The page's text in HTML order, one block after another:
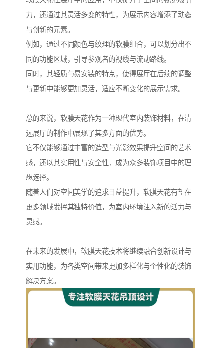
力，还通过其灵活多变的特性，为展示内容增添了动态
与创新的元素。
例如，通过不同颜色与纹理的软膜组合，可以划分出不
同的功能区域，引导参观者的视线与流动路线。
同时，其轻质与易安装的特点，使得展厅在后续的调整
与更新中能够更加灵活，适应不断变化的展示需求。
总的来说，软膜天花作为一种现代室内装饰材料，在清
远展厅的制作中展现了其多方面的优势。
它不仅能够通过丰富的造型与光影效果提升空间的艺术
感，还以其实用性与安全性，成为众多装饰项目中的理
想选择。
随着人们对空间美学的追求日益提升，软膜天花有望在
更多领域发挥其独特价值，为室内环境注入新的活力与
灵感。
在未来的发展中，软膜天花技术将继续融合创新设计与
实用功能，为各类空间带来更加多样化与个性化的装饰
解决方案。